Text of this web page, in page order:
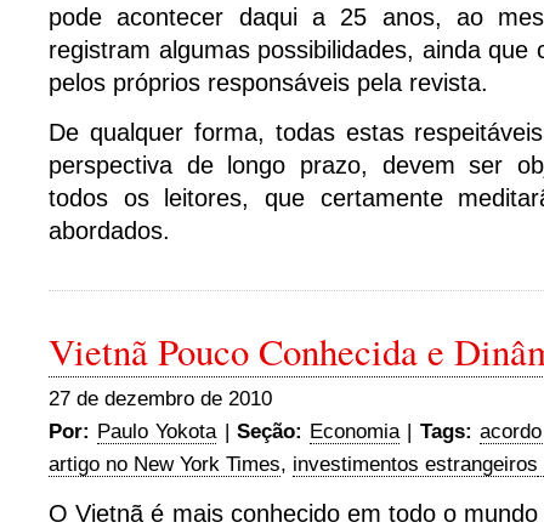
pode acontecer daqui a 25 anos, ao
registram algumas possibilidades, ainda que
pelos próprios responsáveis pela revista.
De qualquer forma, todas estas
perspectiva de longo prazo, devem ser
todos os leitores, que certamente
abordados.
Vietnã Pouco Conhecida e
27 de dezembro de 2010
Por: Paulo Yokota| Seção: Economia| Tags:
artigo no New York Times, investimentos estrangeiros
O Vietnã é mais conhecido em todo o